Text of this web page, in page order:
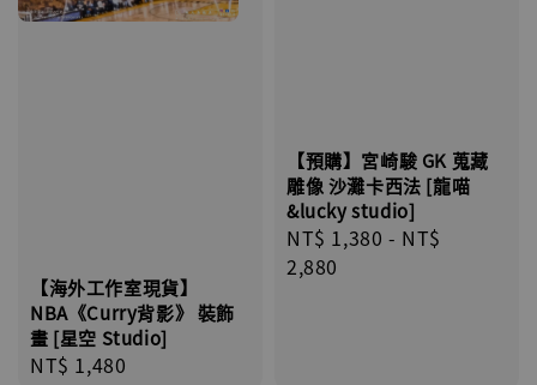
【海外工作室現貨】
NBA《Curry背影》 裝飾
畫 [星空 Studio]
Regular
NT$ 1,480
【預購】宮崎駿 GK 蒐藏
雕像 沙灘卡西法 [龍喵
&lucky studio]
Regular
price
NT$ 1,380 - NT$
2,880